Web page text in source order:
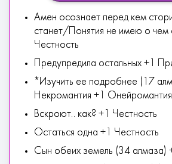
Амен осознает перед кем
станет/Понятия не имею о чем
Честность
Предупредила остальных +1
*Изучить ее подробнее (17
Некромантия +1
Вскроют.. как? +1 Честность
Остаться одна +1 Честность
Сын обеих земель (34 алмаза)